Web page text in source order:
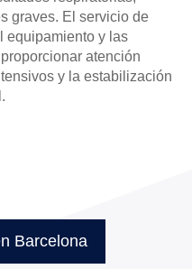
graves. El servicio de
equipamiento y las
atención
y la estabilización
Barcelona